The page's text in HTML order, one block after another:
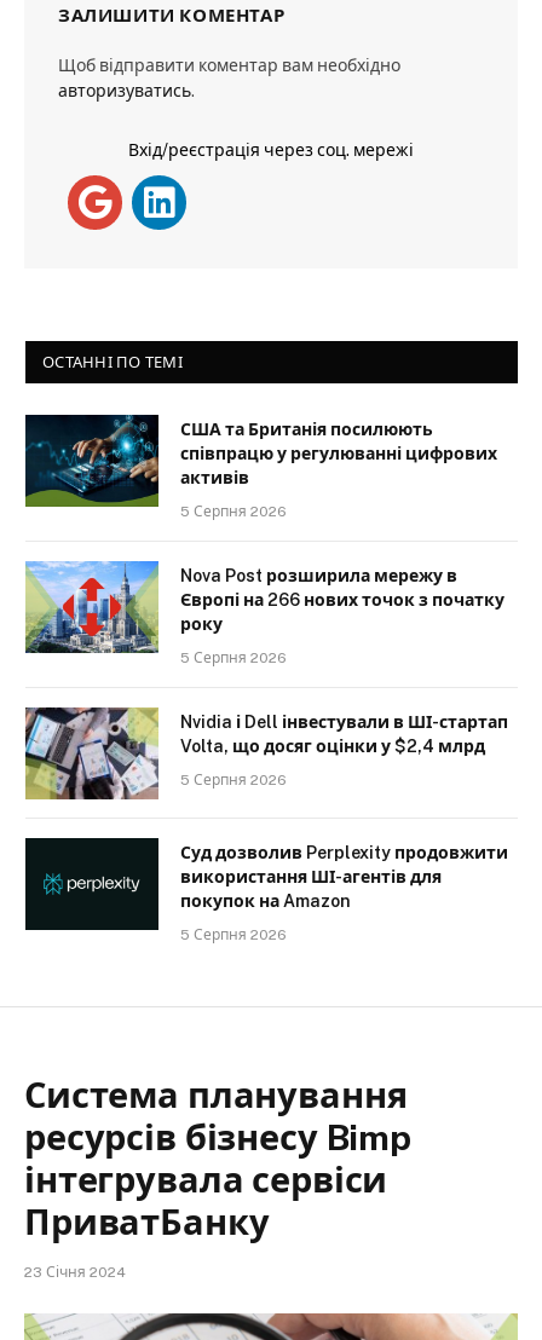
ЗАЛИШИТИ КОМЕНТАР
Щоб відправити коментар вам необхідно
авторизуватись.
Вхід/реєстрація через соц. мережі
ОСТАННІ ПО ТЕМІ
США та Британія посилюють
співпрацю у регулюванні цифрових
активів
5 Серпня 2026
Nova Post розширила мережу в
Європі на 266 нових точок з початку
року
5 Серпня 2026
Nvidia і Dell інвестували в ШІ-стартап
Volta, що досяг оцінки у $2,4 млрд
5 Серпня 2026
Суд дозволив Perplexity продовжити
використання ШІ-агентів для
покупок на Amazon
5 Серпня 2026
Система планування
ресурсів бізнесу Bimp
інтегрувала сервіси
ПриватБанку
23 Січня 2024